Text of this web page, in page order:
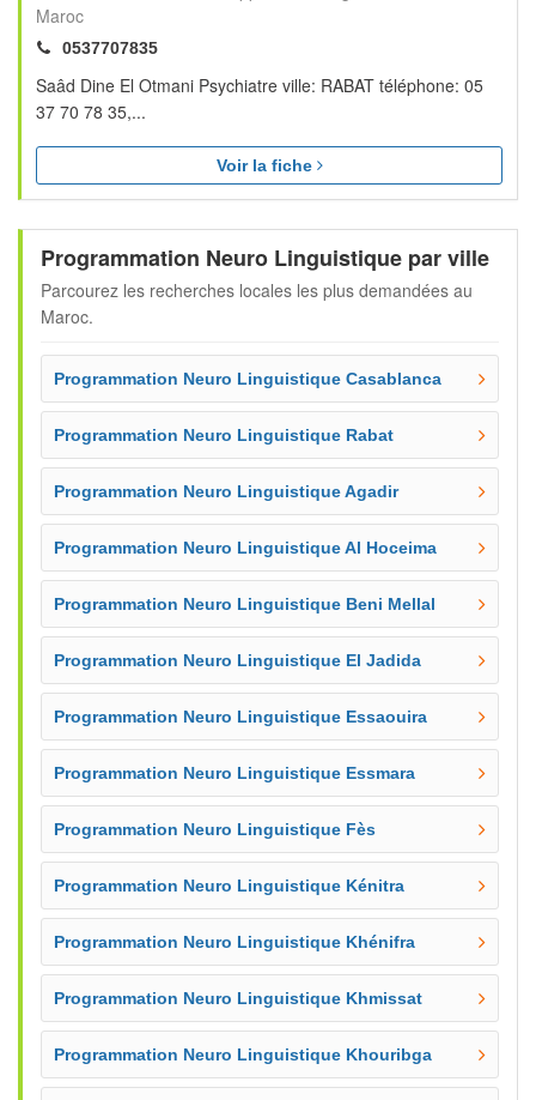
Maroc
0537707835
Saâd Dine El Otmani Psychiatre ville: RABAT téléphone: 05
37 70 78 35,...
Voir la fiche
Programmation Neuro Linguistique par ville
Parcourez les recherches locales les plus demandées au
Maroc.
Programmation Neuro Linguistique Casablanca
Programmation Neuro Linguistique Rabat
Programmation Neuro Linguistique Agadir
Programmation Neuro Linguistique Al Hoceima
Programmation Neuro Linguistique Beni Mellal
Programmation Neuro Linguistique El Jadida
Programmation Neuro Linguistique Essaouira
Programmation Neuro Linguistique Essmara
Programmation Neuro Linguistique Fès
Programmation Neuro Linguistique Kénitra
Programmation Neuro Linguistique Khénifra
Programmation Neuro Linguistique Khmissat
Programmation Neuro Linguistique Khouribga